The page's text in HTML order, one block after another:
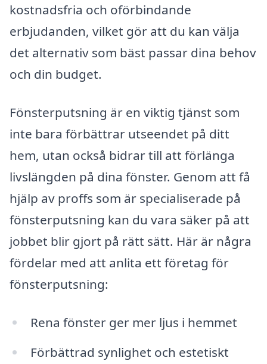
kostnadsfria och oförbindande
erbjudanden, vilket gör att du kan välja
det alternativ som bäst passar dina behov
och din budget.
Fönsterputsning är en viktig tjänst som
inte bara förbättrar utseendet på ditt
hem, utan också bidrar till att förlänga
livslängden på dina fönster. Genom att få
hjälp av proffs som är specialiserade på
fönsterputsning kan du vara säker på att
jobbet blir gjort på rätt sätt. Här är några
fördelar med att anlita ett företag för
fönsterputsning:
Rena fönster ger mer ljus i hemmet
Förbättrad synlighet och estetiskt